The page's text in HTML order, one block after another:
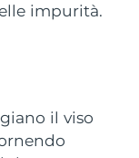
impurità.
il viso
09/08/2026
10/08/2026